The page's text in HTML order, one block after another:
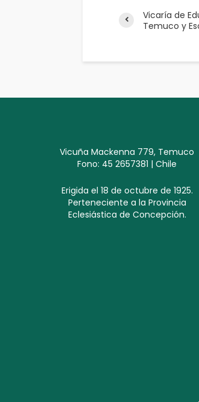
Vicaría de
Temuco y
Vicuña Mackenna 779, Temuco
Fono: 45 2657381 | Chile
Erigida el 18 de octubre de 1925.
Perteneciente a la Provincia
Eclesiástica de Concepción.